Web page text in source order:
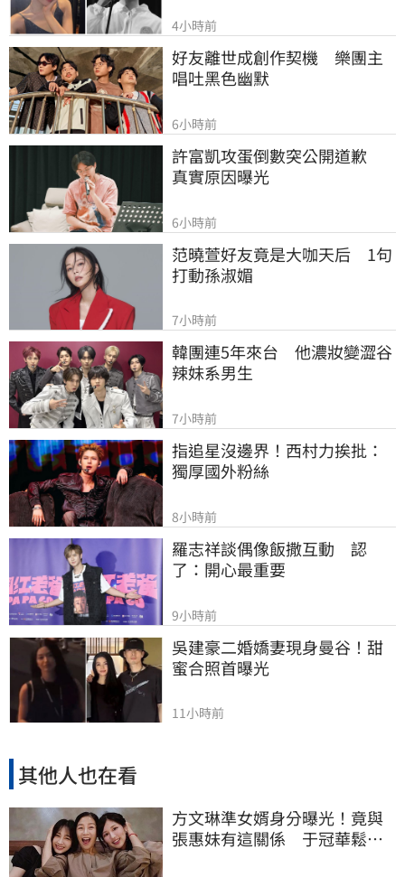
4小時前
好友離世成創作契機　樂團主
唱吐黑色幽默
6小時前
許富凱攻蛋倒數突公開道歉
真實原因曝光
6小時前
范曉萱好友竟是大咖天后　1句
打動孫淑媚
7小時前
韓團連5年來台　他濃妝變澀谷
辣妹系男生
7小時前
指追星沒邊界！西村力挨批：
獨厚國外粉絲
8小時前
羅志祥談偶像飯撒互動　認
了：開心最重要
9小時前
吳建豪二婚嬌妻現身曼谷！甜
蜜合照首曝光
11小時前
其他人也在看
方文琳準女婿身分曝光！竟與
張惠妹有這關係 于冠華鬆口